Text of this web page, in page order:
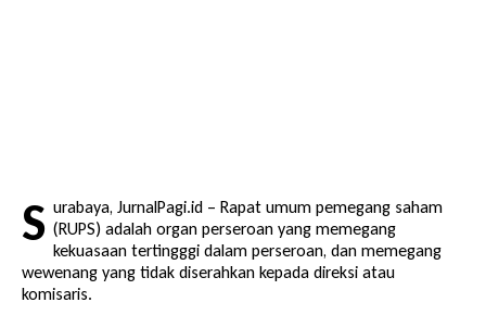
S urabaya, JurnalPagi.id – Rapat umum pemegang saham
(RUPS) adalah organ perseroan yang memegang
kekuasaan tertingggi dalam perseroan, dan memegang
wewenang yang tidak diserahkan kepada direksi atau
komisaris.